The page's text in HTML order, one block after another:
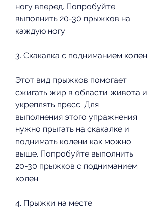
ногу вперед. Попробуйте
выполнить 20-30 прыжков на
каждую ногу.
3. Скакалка с подниманием колен
Этот вид прыжков помогает
сжигать жир в области живота и
укреплять пресс. Для
выполнения этого упражнения
нужно прыгать на скакалке и
поднимать колени как можно
выше. Попробуйте выполнить
20-30 прыжков с подниманием
колен.
4. Прыжки на месте